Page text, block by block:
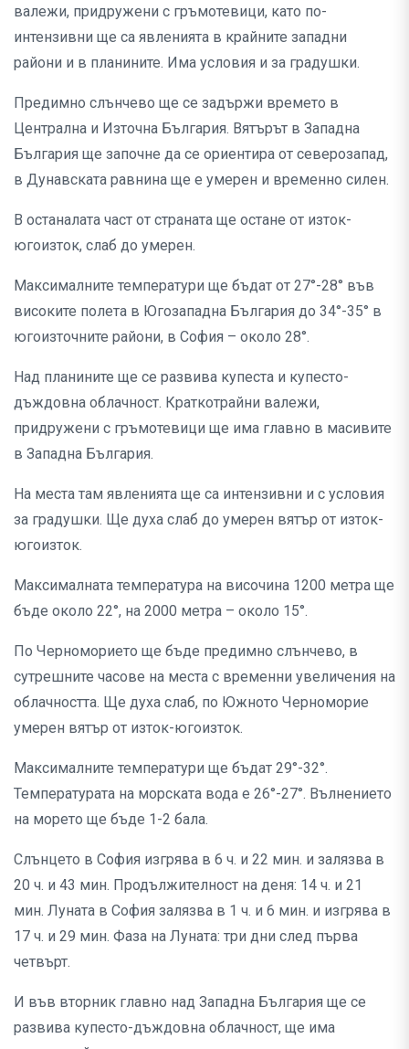
валежи, придружени с гръмотевици, като по-
интензивни ще са явленията в крайните западни
райони и в планините. Има условия и за градушки.
Предимно слънчево ще се задържи времето в
Централна и Източна България. Вятърът в Западна
България ще започне да се ориентира от северозапад,
в Дунавската равнина ще е умерен и временно силен.
В останалата част от страната ще остане от изток-
югоизток, слаб до умерен.
Максималните температури ще бъдат от 27°-28° във
високите полета в Югозападна България до 34°-35° в
югоизточните райони, в София – около 28°.
Над планините ще се развива купеста и купесто-
дъждовна облачност. Краткотрайни валежи,
придружени с гръмотевици ще има главно в масивите
в Западна България.
На места там явленията ще са интензивни и с условия
за градушки. Ще духа слаб до умерен вятър от изток-
югоизток.
Максималната температура на височина 1200 метра ще
бъде около 22°, на 2000 метра – около 15°.
По Черноморието ще бъде предимно слънчево, в
сутрешните часове на места с временни увеличения на
облачността. Ще духа слаб, по Южното Черноморие
умерен вятър от изток-югоизток.
Максималните температури ще бъдат 29°-32°.
Температурата на морската вода е 26°-27°. Вълнението
на морето ще бъде 1-2 бала.
Слънцето в София изгрява в 6 ч. и 22 мин. и залязва в
20 ч. и 43 мин. Продължителност на деня: 14 ч. и 21
мин. Луната в София залязва в 1 ч. и 6 мин. и изгрява в
17 ч. и 29 мин. Фаза на Луната: три дни след първа
четвърт.
И във вторник главно над Западна България ще се
развива купесто-дъждовна облачност, ще има